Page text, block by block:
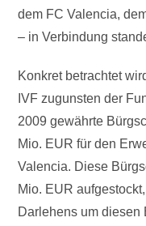
dem FC Valencia,
– in Verbindung
Konkret betrachtet
IVF zugunsten der
2009 gewährte
Mio. EUR für den
Valencia. Diese
Mio. EUR
Darlehens um diesen